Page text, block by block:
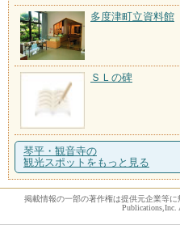
多度津町立資料館
ＳＬの碑
琴平・観音寺の
観光スポットをもっと見る
掲載情報の一部の著作権は提供元企業等に
Publications,Inc.